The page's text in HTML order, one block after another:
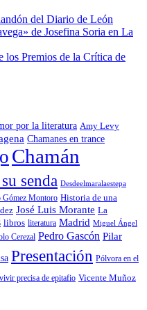
22,00€.20,90€.
del Diario de León
de Josefina Soria en La
los Premios de la Crítica de
por la literatura Amy Levy
Chamanes en trance
Chamán
senda Desdeelmaralaestepa
Gómez Montoro Historia de una
José Luis Morante La
libros literatura Madrid Miguel Ángel
Cerezal Pedro Gascón Pilar
Presentación Pólvora en el
precisa de epitafio Vicente Muñoz